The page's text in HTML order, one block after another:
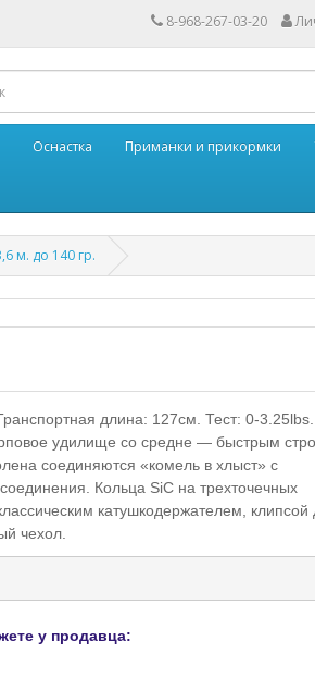
8-968-267-03-20
Оснастка Приманки и прикормки
м. до 140 гр.
длина: 127см. Тест: 0-
удилище со средне — быстрым
соединяются «комель в хлыст» с
Кольца SiC на трехточечных
катушкодержателем, клипсой
чехол.
у продавца: